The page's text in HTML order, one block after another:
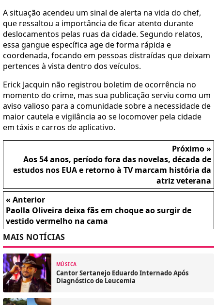
A situação acendeu um sinal de alerta na vida do chef,
que ressaltou a importância de ficar atento durante
deslocamentos pelas ruas da cidade. Segundo relatos,
essa gangue específica age de forma rápida e
coordenada, focando em pessoas distraídas que deixam
pertences à vista dentro dos veículos.
Erick Jacquin não registrou boletim de ocorrência no
momento do crime, mas sua publicação serviu como um
aviso valioso para a comunidade sobre a necessidade de
maior cautela e vigilância ao se locomover pela cidade
em táxis e carros de aplicativo.
Próximo »
Aos 54 anos, período fora das novelas, década de
estudos nos EUA e retorno à TV marcam história da
atriz veterana
« Anterior
Paolla Oliveira deixa fãs em choque ao surgir de
vestido vermelho na cama
MAIS NOTÍCIAS
MÚSICA
Cantor Sertanejo Eduardo Internado Após
Diagnóstico de Leucemia